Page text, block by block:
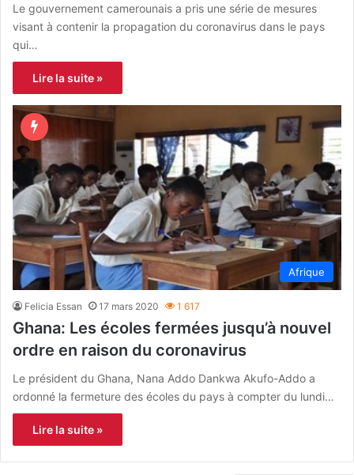
Le gouvernement camerounais a pris une série de mesures
visant à contenir la propagation du coronavirus dans le pays
qui…
Lire la suite »
Afrique
Felicia Essan 17 mars 2020 1 617
Ghana: Les écoles fermées jusqu’à nouvel
ordre en raison du coronavirus
Le président du Ghana, Nana Addo Dankwa Akufo-Addo a
ordonné la fermeture des écoles du pays à compter du lundi…
Lire la suite »